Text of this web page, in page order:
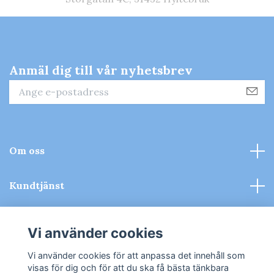
Anmäl dig till vår nyhetsbrev
Om oss
Kundtjänst
Sociala medier
Vi använder cookies
Vi använder cookies för att anpassa det innehåll som
visas för dig och för att du ska få bästa tänkbara